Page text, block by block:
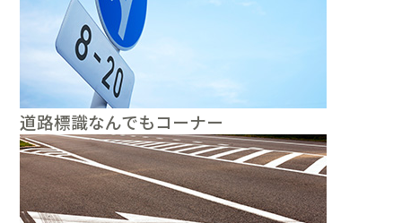
道路標識なんでもコーナー